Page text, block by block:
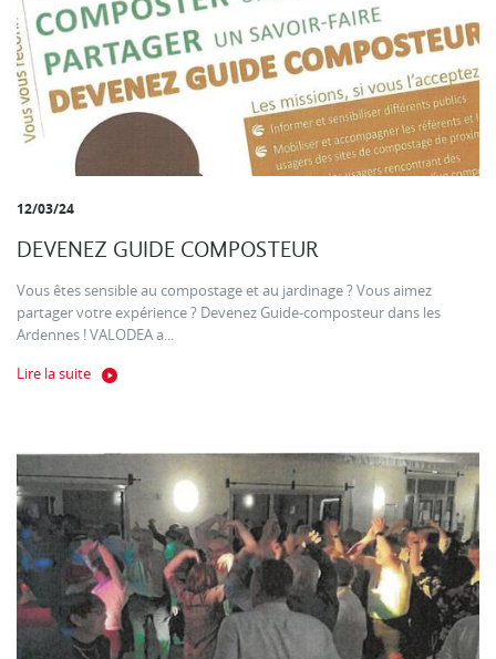
12/03/24
DEVENEZ GUIDE COMPOSTEUR
Vous êtes sensible au compostage et au jardinage ? Vous aimez
partager votre expérience ? Devenez Guide-composteur dans les
Ardennes ! VALODEA a...
Lire la suite